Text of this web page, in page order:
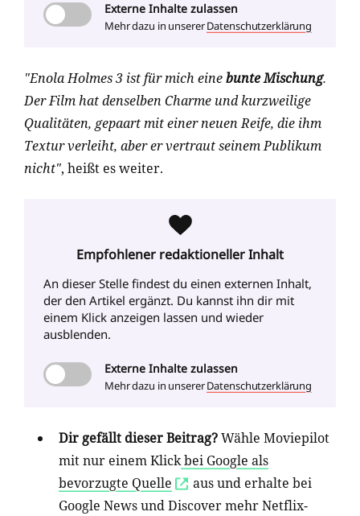
Externe Inhalte zulassen
Mehr dazu in unsererDatenschutzerklärung
"Enola Holmes 3 ist für mich einebunte Mischung.
Der Film hat denselben Charme und kurzweilige
Qualitäten, gepaart mit einer neuen Reife, die ihm
Textur verleiht, aber er vertraut seinem Publikum
nicht", heißt es weiter.
Empfohlener redaktioneller Inhalt
An dieser Stelle findest du einen externen Inhalt,
der den Artikel ergänzt. Du kannst ihn dir mit
einem Klick anzeigen lassen und wieder
ausblenden.
Externe Inhalte zulassen
Mehr dazu in unsererDatenschutzerklärung
Dir gefällt dieser Beitrag?Wähle Moviepilot
mit nur einem Klickbei Google als
bevorzugte Quelle
aus und erhalte bei
Google News und Discover mehr Netflix-